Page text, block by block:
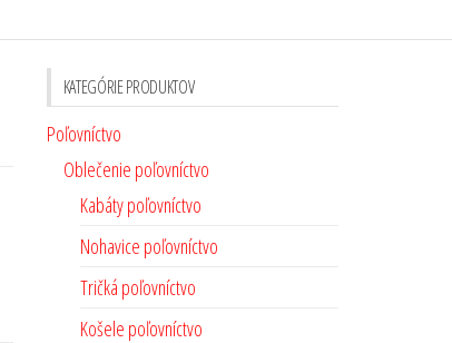
KATEGÓRIE PRODUKTOV
Poľovníctvo
Oblečenie poľovníctvo
Kabáty poľovníctvo
Nohavice poľovníctvo
Tričká poľovníctvo
Košele poľovníctvo